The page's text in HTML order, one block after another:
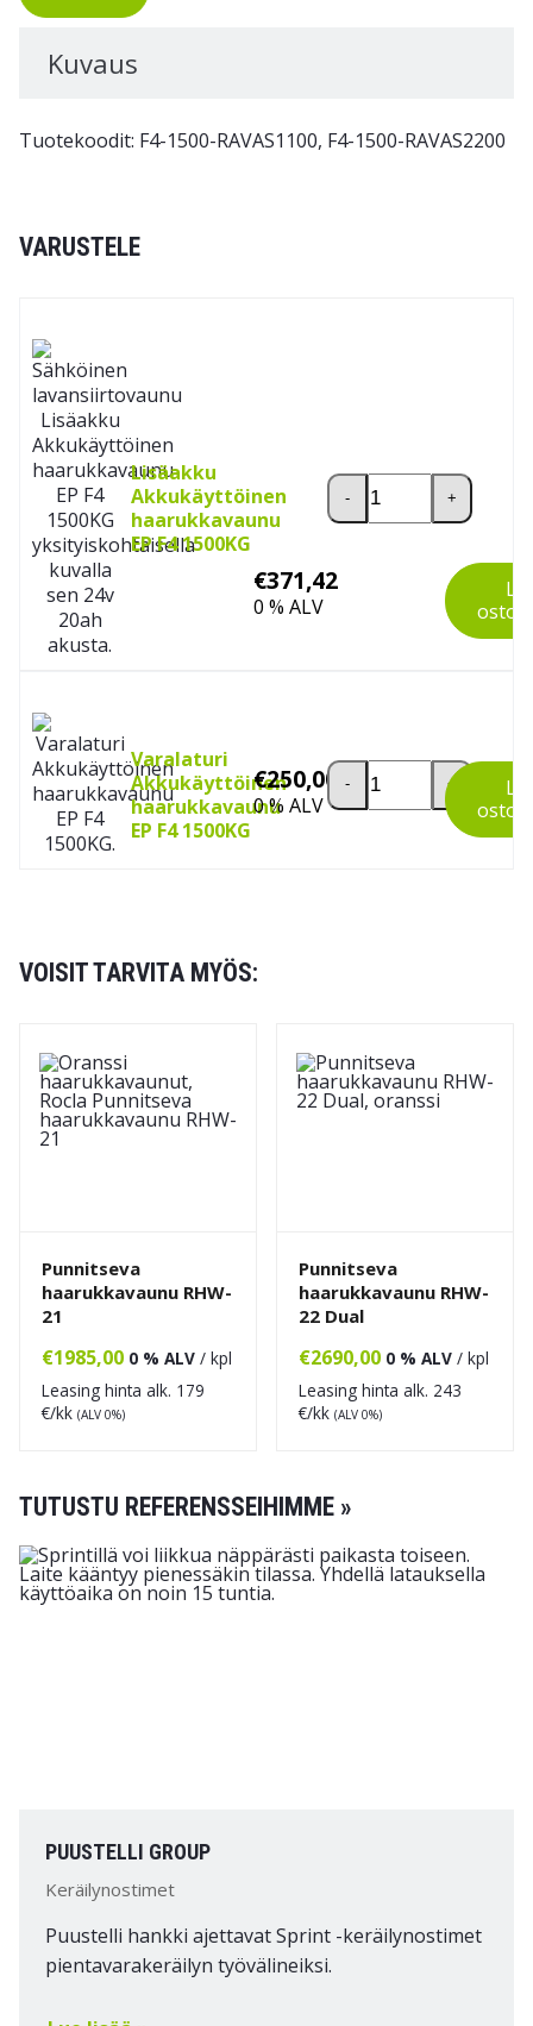
Kuvaus
Tuotekoodit: F4-1500-RAVAS1100, F4-1500-RAVAS2200
VARUSTELE
Lisäakku
Akkukäyttöinen
haarukkavaunu
EP F4 1500KG
€371,42
0 % ALV
Lisäakku
- +
Varalaturi
Akkukäyttöinen
haarukkavaunu
EP F4 1500KG
€250,00
0 % ALV
Varalaturi
- +
VOISIT TARVITA MYÖS:
Punnitseva
haarukkavaunu RHW-
21
€1985,00 0 % ALV / kpl
Leasing hinta alk. 179
€/kk (ALV 0%)
Punnitseva
haarukkavaunu RHW-
22 Dual
€2690,00 0 % ALV / kpl
Leasing hinta alk. 243
€/kk (ALV 0%)
TUTUSTU REFERENSSEIHIMME »
PUUSTELLI GROUP
Keräilynostimet
Puustelli hankki ajettavat Sprint -keräilynostimet
pientavarakeräilyn työvälineiksi.